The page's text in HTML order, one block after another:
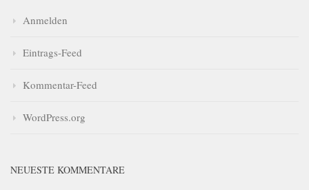
Anmelden
Eintrags-Feed
Kommentar-Feed
WordPress.org
NEUESTE KOMMENTARE